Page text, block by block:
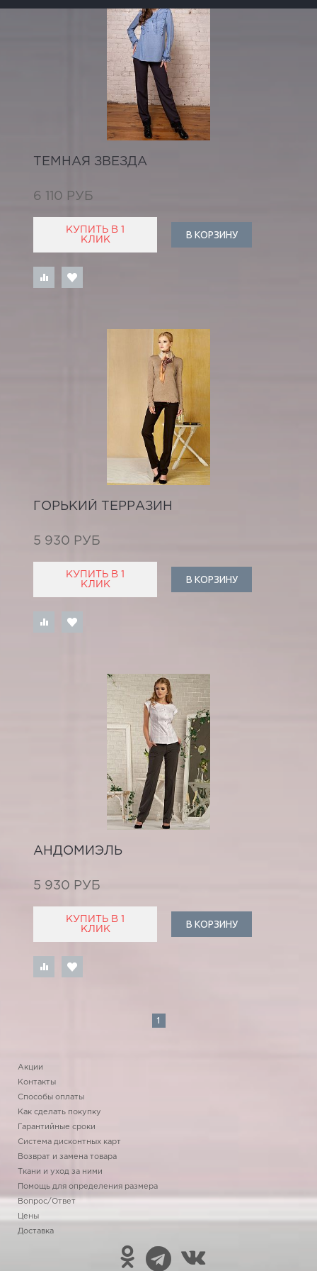
ТЕМНАЯ ЗВЕЗДА
6 110 РУБ
КУПИТЬ В 1
КЛИК
В КОРЗИНУ
ГОРЬКИЙ ТЕРРАЗИН
5 930 РУБ
КУПИТЬ В 1
КЛИК
В КОРЗИНУ
АНДОМИЭЛЬ
5 930 РУБ
КУПИТЬ В 1
КЛИК
В КОРЗИНУ
1
Акции
Контакты
Способы оплаты
Как сделать покупку
Гарантийные сроки
Система дисконтных карт
Возврат и замена товара
Ткани и уход за ними
Помощь для определения размера
Вопрос/Ответ
Цены
Доставка